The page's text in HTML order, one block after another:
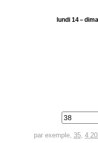
lundi 14 –
par exemple, 35, 4